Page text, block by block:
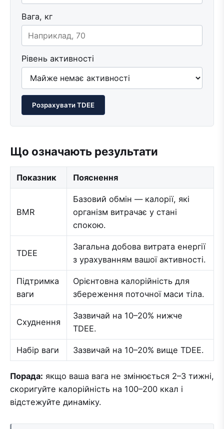
Вага, кг
Рівень активності
Розрахувати TDEE
Що означають результати
Показник Пояснення
BMR
Базовий обмін — калорії, які
організм витрачає у стані
спокою.
TDEE
Загальна добова витрата енергії
з урахуванням вашої активності.
Підтримка
ваги
Орієнтовна калорійність для
збереження поточної маси тіла.
Схуднення
Зазвичай на 10–20% нижче
TDEE.
Набір ваги Зазвичай на 10–20% вище TDEE.
Порада: якщо ваша вага не змінюється 2–3 тижні,
скоригуйте калорійність на 100–200 ккал і
відстежуйте динаміку.